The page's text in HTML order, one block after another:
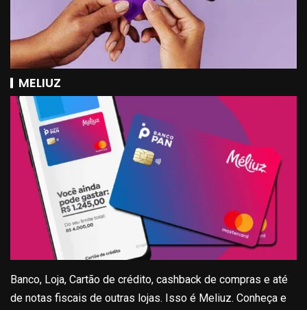
MELIUZ
Banco, Loja, Cartão de crédito, cashback de compras e até
de notas fiscais de outras lojas. Isso é Meliuz. Conheça e